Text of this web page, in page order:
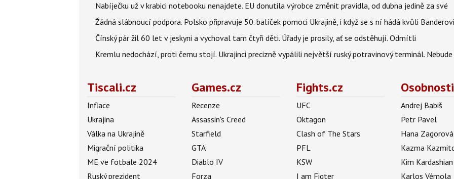
Nabíječku už v krabici notebooku nenajdete. EU donutila výrobce změnit pravidla, od dubna jedině za své
Žádná slábnoucí podpora. Polsko připravuje 50. balíček pomoci Ukrajině, i když se s ní hádá kvůli Banderovi
Čínský pár žil 60 let v jeskyni a vychoval tam čtyři děti. Úřady je prosily, ať se odstěhují. Odmítli
Kremlu nedochází, proti čemu stojí. Ukrajinci precizně vypálili největší ruský potravinový terminál.
Tiscali.cz
Inflace
Ukrajina
Válka na Ukrajině
Migrační politika
ME ve fotbale 2024
Ruský prezident
Games.cz
Recenze
Assassin's Creed
Starfield
GTA
Diablo IV
Forza
Fights.cz
UFC
Oktagon
Clash of The Stars
PFL
KSW
I am Figter
Andrej Babiš
Petr Pavel
Hana Zagorová
Kazma
Kim Kardashian
Karlos Vémola